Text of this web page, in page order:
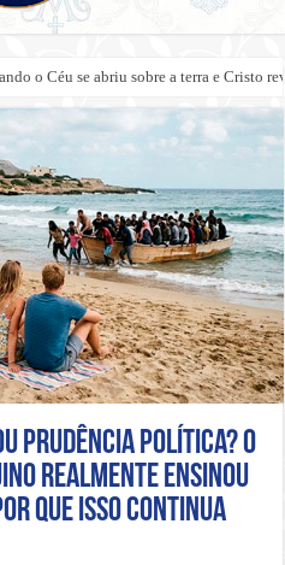
e o presbitério: o sentido sagrado da
prudência política? O
realmente ensinou
que isso continua